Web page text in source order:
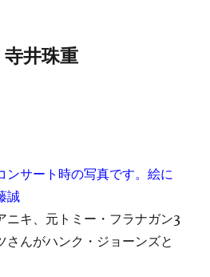
井珠重
ンサート時の写真です。絵に
誠
ニキ、元トミー・フラナガン3
さんがハンク・ジョーンズと